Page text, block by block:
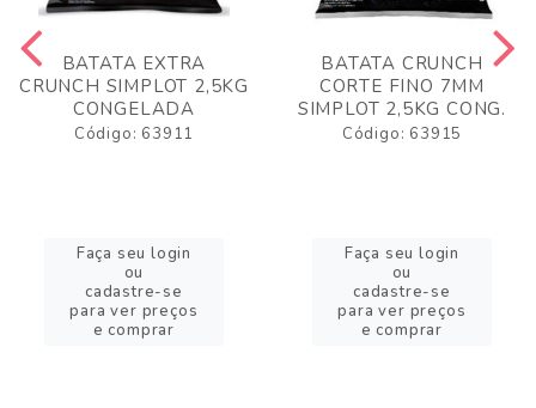
BATATA EXTRA
CRUNCH SIMPLOT 2,5KG
CONGELADA
Código: 63911
Faça seu login
ou
cadastre-se
para ver preços
e comprar
BATATA CRUNCH
CORTE FINO 7MM
SIMPLOT 2,5KG CONG.
Código: 63915
Faça seu login
ou
cadastre-se
para ver preços
e comprar